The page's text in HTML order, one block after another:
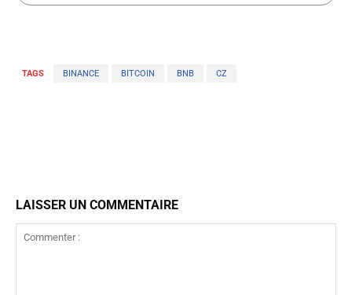
TAGS BINANCE BITCOIN BNB CZ
LAISSER UN COMMENTAIRE